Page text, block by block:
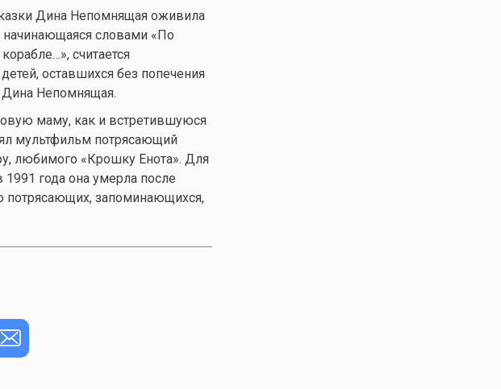
Дина Непомнящая оживила
начинающаяся словами «По
считается
оставшихся без попечения
Дина Непомнящая.
маму, как и встретившуюся
мультфильм потрясающий
любимого «Крошку Енота». Для
года она умерла после
потрясающих, запоминающихся,